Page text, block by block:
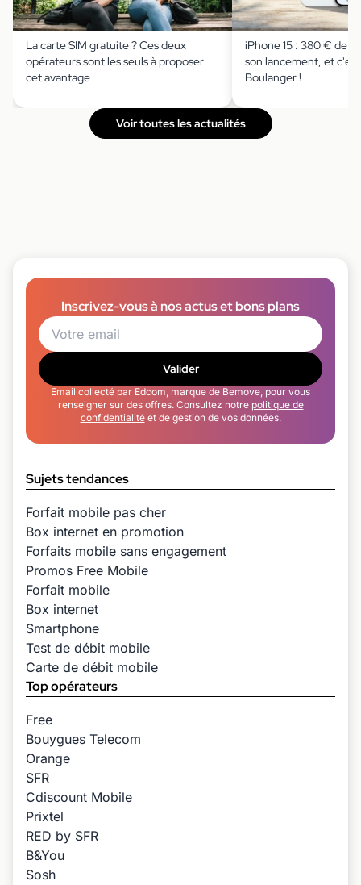
La carte SIM gratuite ? Ces deux
opérateurs sont les seuls à proposer
cet avantage
iPhone 15 : 380 € de
son lancement, et
Boulanger !
Voir toutes les actualités
Inscrivez-vous à nos actus et bons plans
Valider
Email collecté par Edcom, marque de Bemove, pour vous
renseigner sur des offres. Consultez notre politique de
confidentialitéet de gestion de vos données.
Sujets tendances
Forfait mobile pas cher
Box internet en promotion
Forfaits mobile sans engagement
Promos Free Mobile
Forfait mobile
Box internet
Smartphone
Test de débit mobile
Carte de débit mobile
Top opérateurs
Free
Bouygues Telecom
Orange
SFR
Cdiscount Mobile
Prixtel
RED by SFR
B&You
Sosh